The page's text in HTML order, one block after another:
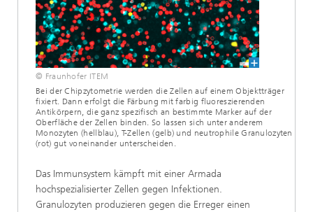
© Fraunhofer ITEM
Bei der Chipzytometrie werden die Zellen auf einem Objektträger
fixiert. Dann erfolgt die Färbung mit farbig fluoreszierenden
Antikörpern, die ganz spezifisch an bestimmte Marker auf der
Oberfläche der Zellen binden. So lassen sich unter anderem
Monozyten (hellblau), T-Zellen (gelb) und neutrophile Granulozyten
(rot) gut voneinander unterscheiden.
Das Immunsystem kämpft mit einer Armada
hochspezialisierter Zellen gegen Infektionen.
Granulozyten produzieren gegen die Erreger einen